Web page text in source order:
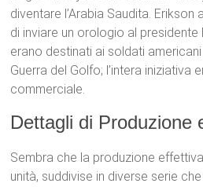
diventare l’Arabia Saudita. Erikson
di inviare un orologio al presidente
erano destinati ai soldati
Guerra del Golfo; l’intera iniziativa
commerciale.
Dettagli di Produzione
Sembra che la produzione
unità, suddivise in diverse serie